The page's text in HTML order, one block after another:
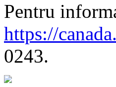
Pentru
https://
0243.